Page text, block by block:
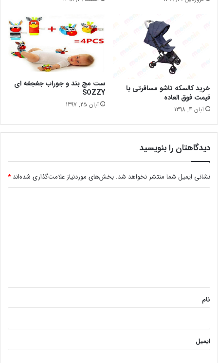
خرید کالسکه تاشو مسافرتی با
قیمت فوق العاده
آبان 4, 1398
ست مچ بند و جوراب جغجغه ای
SOZZY
آبان 25, 1397
دیدگاهتان را بنویسید
نشانی ایمیل شما منتشر نخواهد شد. بخش‌های موردنیاز علامت‌گذاری شده‌اند *
نام
ایمیل